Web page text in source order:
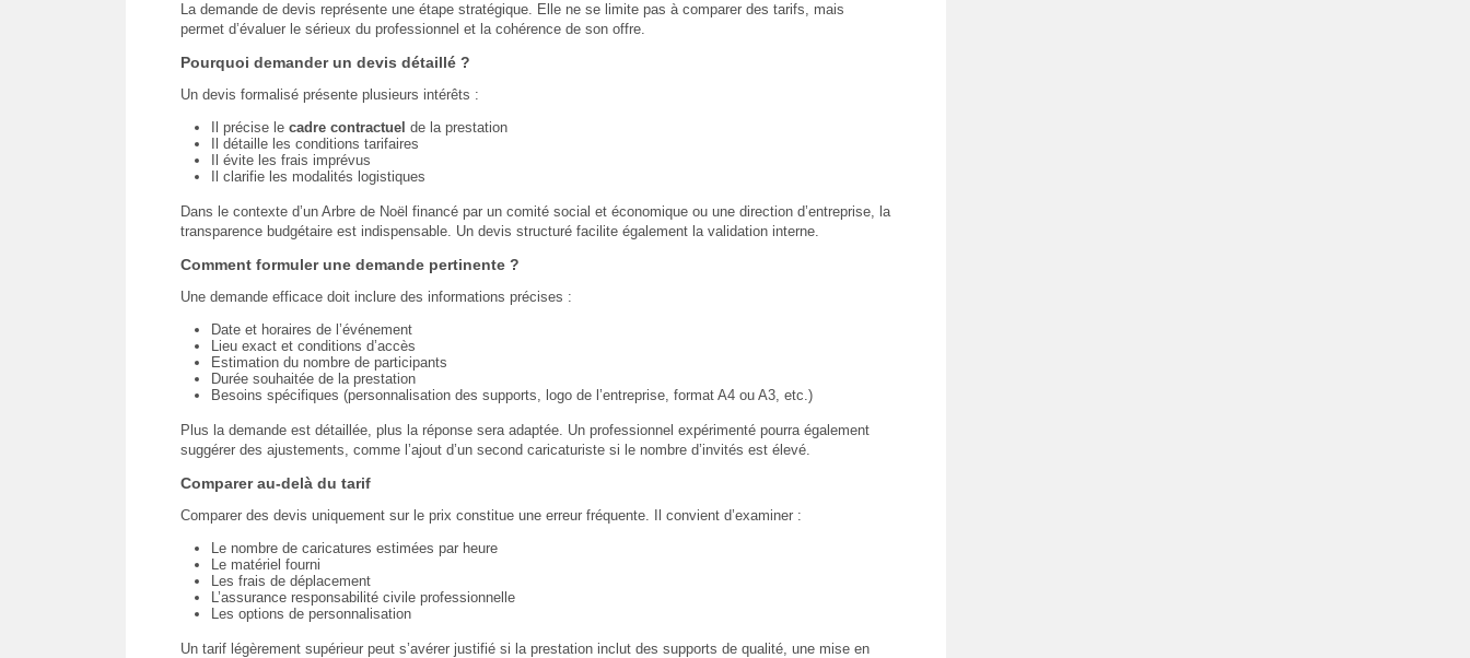
La demande de devis représente une étape stratégique. Elle ne se limite pas à comparer des tarifs, mais
permet d’évaluer le sérieux du professionnel et la cohérence de son offre.
Pourquoi demander un devis détaillé ?
Un devis formalisé présente plusieurs intérêts :
Il précise le cadre contractuel de la prestation
Il détaille les conditions tarifaires
Il évite les frais imprévus
Il clarifie les modalités logistiques
Dans le contexte d’un Arbre de Noël financé par un comité social et économique ou une direction d’entreprise, la
transparence budgétaire est indispensable. Un devis structuré facilite également la validation interne.
Comment formuler une demande pertinente ?
Une demande efficace doit inclure des informations précises :
Date et horaires de l’événement
Lieu exact et conditions d’accès
Estimation du nombre de participants
Durée souhaitée de la prestation
Besoins spécifiques (personnalisation des supports, logo de l’entreprise, format A4 ou A3, etc.)
Plus la demande est détaillée, plus la réponse sera adaptée. Un professionnel expérimenté pourra également
suggérer des ajustements, comme l’ajout d’un second caricaturiste si le nombre d’invités est élevé.
Comparer au-delà du tarif
Comparer des devis uniquement sur le prix constitue une erreur fréquente. Il convient d’examiner :
Le nombre de caricatures estimées par heure
Le matériel fourni
Les frais de déplacement
L’assurance responsabilité civile professionnelle
Les options de personnalisation
Un tarif légèrement supérieur peut s’avérer justifié si la prestation inclut des supports de qualité, une mise en